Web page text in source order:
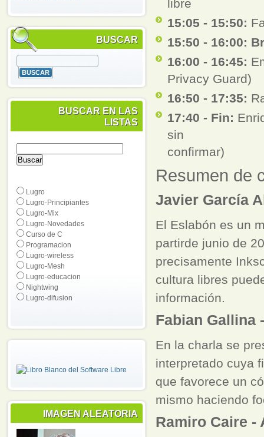
BUSCAR
BUSCAR EN LAS
LISTAS
Lugro
Lugro-Principiantes
Lugro-Mix
Lugro-Novedades
Curso de C
Programacion
Lugro-wireless
Lugro-Mesh
Lugro-educacion
Nightwing
Lugro-difusion
IMAGEN ALEATORIA
libre
15:05 - 15:50:
15:50 - 16:00:
16:00 - 16:45:
Privacy Guard)
16:50 - 17:35:
17:40 - Fin:
sin
confirmar)
Resumen de
Javier García
El Eslabón es un
partirde junio de
precisamente
cultura libres
información.
Fabian Gallina
En la charla se
interpretado cuya
que favorece un
mismo haciendo
Ramiro Caire -